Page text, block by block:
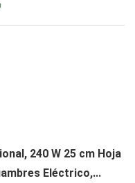
240 W 25 cm Hoja
Eléctrico,...